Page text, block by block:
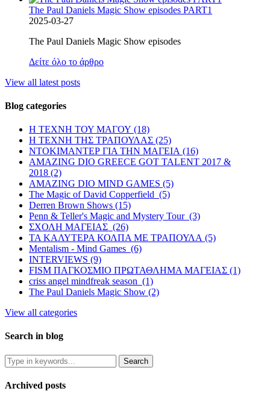
The Paul Daniels Magic Show episodes PART1
2025-03-27
The Paul Daniels Magic Show episodes
Δείτε όλο το άρθρο
View all latest posts
Blog categories
Η ΤΕΧΝΗ ΤΟΥ ΜΑΓΟΥ (18)
Η ΤΕΧΝΗ ΤΗΣ ΤΡΑΠΟΥΛΑΣ (25)
ΝΤΟΚΙΜΑΝΤΕΡ ΓΙΑ ΤΗΝ ΜΑΓΕΙΑ (16)
AMAZING DIO GREECE GOT TALENT 2017 &
2018 (2)
AMAZING DIO MIND GAMES (5)
The Magic of David Copperfield (5)
Derren Brown Shows (15)
Penn & Teller's Magic and Mystery Tour (3)
ΣΧΟΛΗ ΜΑΓΕΙΑΣ (26)
ΤΑ ΚΑΛΥΤΕΡΑ ΚΟΛΠΑ ΜΕ ΤΡΑΠΟΥΛΑ (5)
Mentalism - Mind Games (6)
INTERVIEWS (9)
FISM ΠΑΓΚΟΣΜΙΟ ΠΡΩΤΑΘΛΗΜΑ ΜΑΓΕΙΑΣ (1)
criss angel mindfreak season (1)
The Paul Daniels Magic Show (2)
View all categories
Search in blog
Archived posts